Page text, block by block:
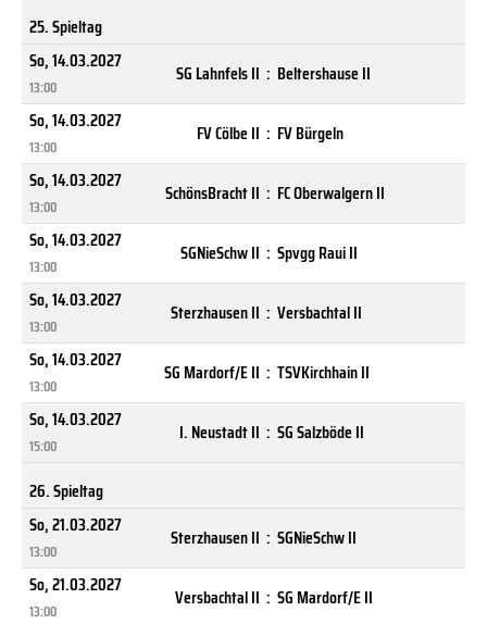
25. Spieltag
So, 14.03.2027
13:00
SG Lahnfels II : Beltershause II
So, 14.03.2027
13:00
FV Cölbe II : FV Bürgeln
So, 14.03.2027
13:00
SchönsBracht II : FC Oberwalgern II
So, 14.03.2027
13:00
SGNieSchw II : Spvgg Raui II
So, 14.03.2027
13:00
Sterzhausen II : Versbachtal II
So, 14.03.2027
13:00
SG Mardorf/E II : TSVKirchhain II
So, 14.03.2027
15:00
I. Neustadt II : SG Salzböde II
26. Spieltag
So, 21.03.2027
13:00
Sterzhausen II : SGNieSchw II
So, 21.03.2027
13:00
Versbachtal II : SG Mardorf/E II